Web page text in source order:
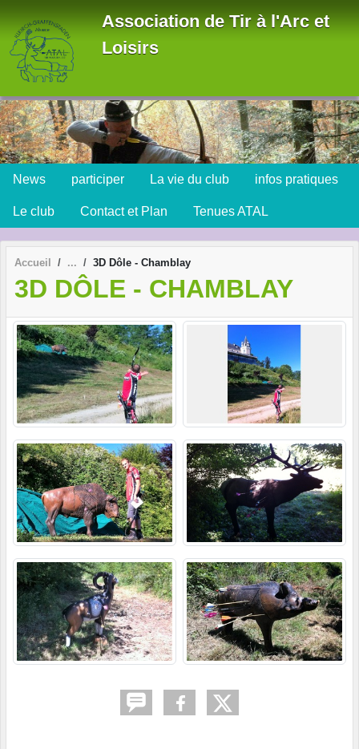
Association de Tir à l'Arc et
Loisirs
News participer La vie du club infos pratiques
Le club Contact et Plan Tenues ATAL
Accueil 3D Dôle - Chamblay
3D DÔLE - CHAMBLAY